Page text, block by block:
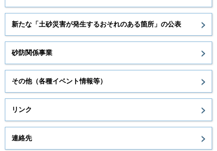
新たな「土砂災害が発生するおそれのある箇所」の公表
砂防関係事業
その他（各種イベント情報等）
リンク
連絡先